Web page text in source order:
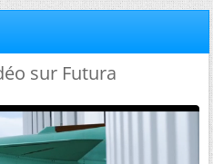
sur Futura